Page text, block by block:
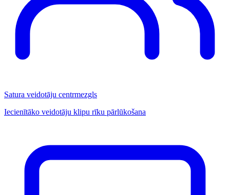
Satura veidotāju centrmezgls
Iecienītāko veidotāju klipu rīku pārlūkošana